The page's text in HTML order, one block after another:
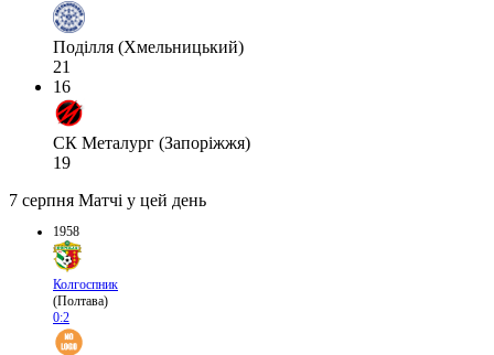
Поділля (Хмельницький)
21
16
СК Металург (Запоріжжя)
19
7 серпня Матчі у цей день
1958
Колгоспник
(Полтава)
0:2